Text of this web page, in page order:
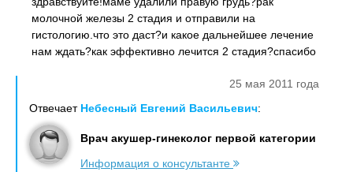
молочной железы 2 стадия и отправили на
гистологию.что это даст?и какое дальнейшее лечение
нам ждать?как эффективно лечится 2 стадия?спасибо
25 мая 2011 года
Отвечает Небесный Евгений Васильевич:
Врач акушер-гинеколог первой категории
Информация о консультанте